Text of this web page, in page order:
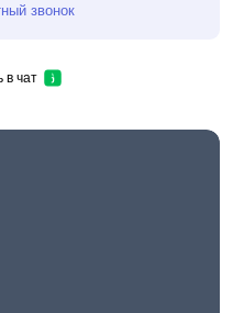
звонок
Написать в чат